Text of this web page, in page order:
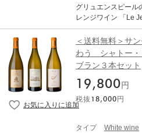
オー・モワンヌ」の
あり、南・南西向き
ト土壌。超低収量
温マセラシオン（
（50%）で18ヶ月
（46mg/L）。 一度
あり、飲むべきワイ
グリュエンスピール
レンジワイン 「Le
ェール）」 「何かを良くしようと思ったら、それは愛に
よってのみ可能だ
るジャン・ミッシェ
ロワール」の概念を
にはAOC法の改正(
なったこと等々)を
から提唱する、畑
実現させるべく運動を続けて
したオレンジワイ
a。平均樹齢30年。
＜送料無料＞サ
わう シャトー・
ブラン３本セット
19,800 円
税抜 18,000 円
タイプ White wine